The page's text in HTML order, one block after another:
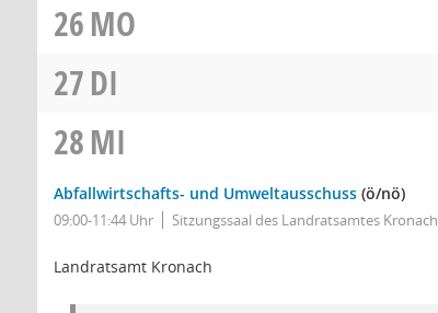
26MO
27DI
28MI
Abfallwirtschafts- und Umweltausschuss (ö/nö)
09:00-11:44 Uhr Sitzungssaal des Landratsamtes Kronach
Landratsamt Kronach